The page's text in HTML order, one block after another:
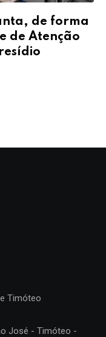
de forma
de Atenção
Timóteo
José - Timóteo -